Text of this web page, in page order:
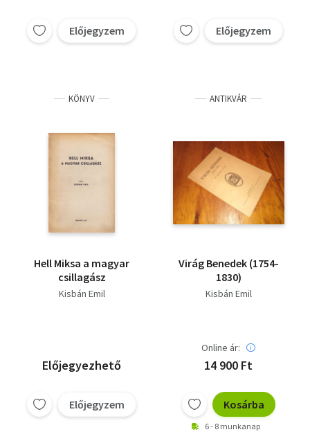
Előjegyzem Előjegyzem
KÖNYV
Hell Miksa a magyar
csillagász
Kisbán Emil
Előjegyezhető
Előjegyzem
ANTIKVÁR
Virág Benedek (1754-
1830)
Kisbán Emil
Online ár:
14 900 Ft
Kosárba
6 - 8 munkanap